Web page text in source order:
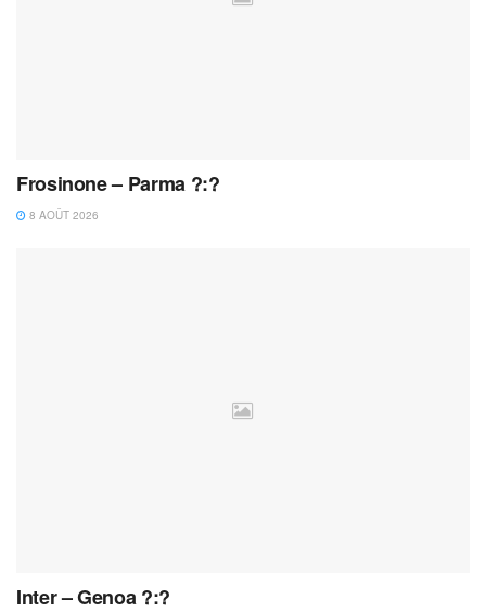
Frosinone – Parma ?:?
8 AOÛT 2026
Inter – Genoa ?:?